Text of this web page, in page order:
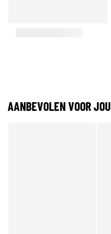
AANBEVOLEN VOOR JOU